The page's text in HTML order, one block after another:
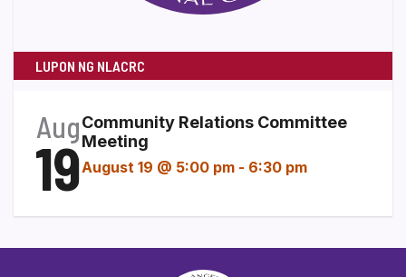
LUPON NG NLACRC
Aug
19
Community Relations Committee
Meeting
August 19 @ 5:00 pm - 6:30 pm